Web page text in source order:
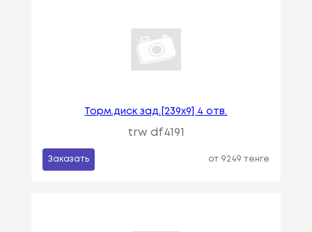
Торм.диск зад.[239x9] 4 отв.
trw df4191
Заказать от 9249 тенге